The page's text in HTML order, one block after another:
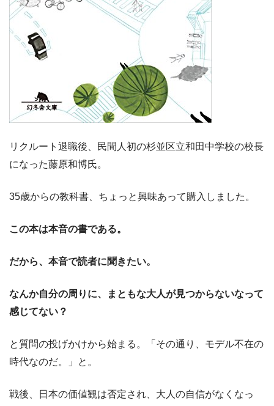
リクルート退職後、民間人初の杉並区立和田中学校の校長
になった藤原和博氏。
35歳からの教科書、ちょっと興味あって購入しました。
この本は本音の書である。
だから、本音で読者に聞きたい。
なんか自分の周りに、まともな大人が見つからないなって
感じてない？
と質問の投げかけから始まる。「その通り、モデル不在の
時代なのだ。」と。
戦後、日本の価値観は否定され、大人の自信がなくなっ